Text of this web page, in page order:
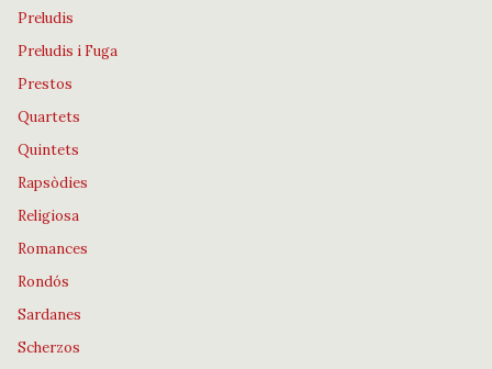
Preludis
Preludis i Fuga
Prestos
Quartets
Quintets
Rapsòdies
Religiosa
Romances
Rondós
Sardanes
Scherzos